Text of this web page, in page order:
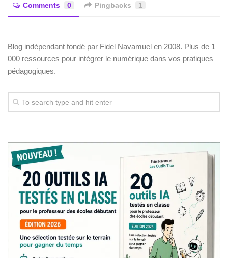
Comments 0 Pingbacks 1
Blog indépendant fondé par Fidel Navamuel en 2008. Plus de 1
000 ressources pour intégrer le numérique dans vos pratiques
pédagogiques.